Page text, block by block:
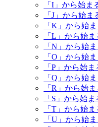
「I」から始ま
「J」から始
「K」から始
「L」から始
「N」から始
「O」から始
「P」から始
「Q」から始
「R」から始
「S」から始
「T」から始
「U」から始